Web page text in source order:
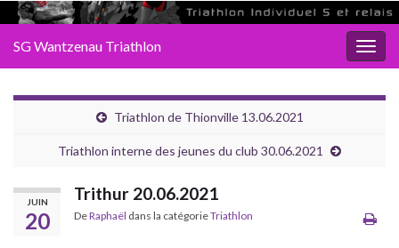
SG Wantzenau Triathlon
Triathlon de Thionville 13.06.2021
Triathlon interne des jeunes du club 30.06.2021
JUIN
20
Trithur 20.06.2021
DeRaphaël dans la catégorieTriathlon